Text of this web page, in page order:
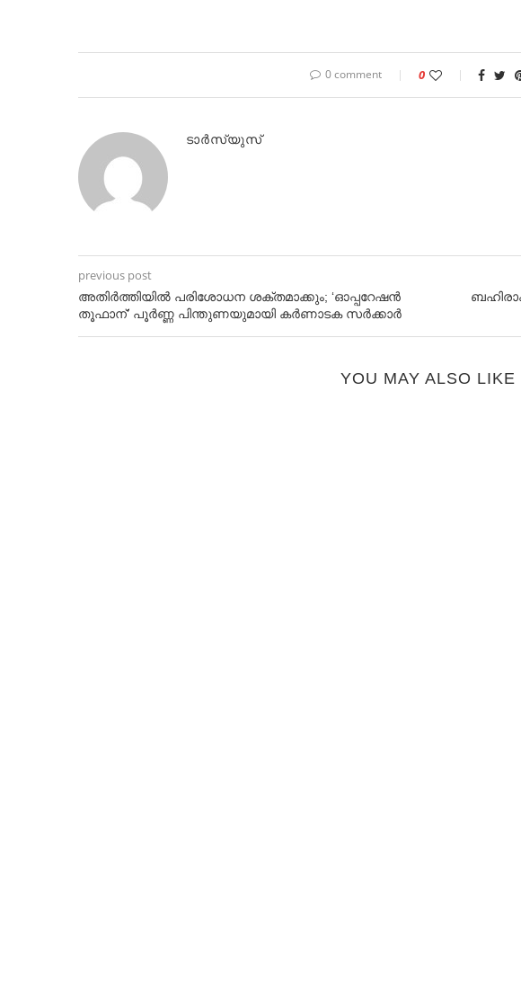
0 comment 0
ടാർസ്യുസ്
previous post
അതിര്‍ത്തിയില്‍ പരിശോധന ശക്തമാക്കും; ‘ഓപ്പറേഷൻ
തൂഫാന്’ പൂര്‍ണ്ണ പിന്തുണയുമായി കര്‍ണാടക സര്‍ക്കാര്‍
YOU MAY ALSO LIKE